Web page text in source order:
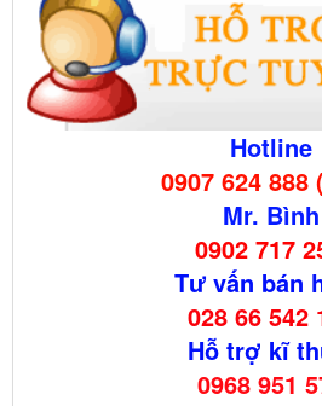
Hotline
0907 624 888
Mr. Bình
0902 717
Tư vấn bán
028 66 542
Hỗ trợ kĩ
0968 951